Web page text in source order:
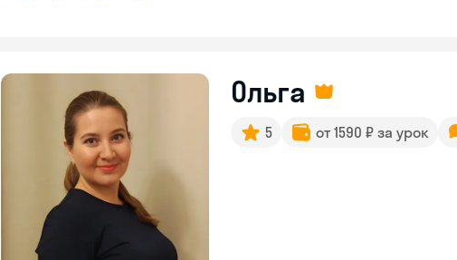
Ольга
5 от 1590 ₽ за урок